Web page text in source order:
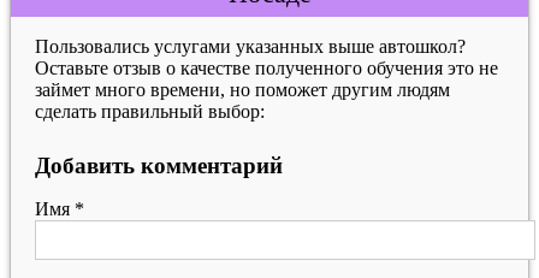
Пользовались услугами указанных выше автошкол?
Оставьте отзыв о качестве полученного обучения это не
займет много времени, но поможет другим людям
сделать правильный выбор:
Добавить комментарий
Имя *